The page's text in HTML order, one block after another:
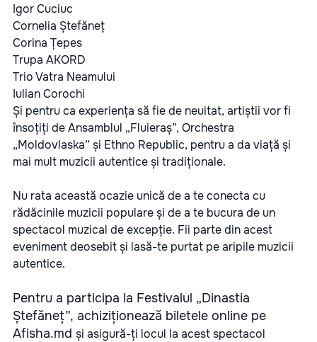
Igor Cuciuc
Cornelia Ștefăneț
Corina Țepes
Trupa AKORD
Trio Vatra Neamului
Iulian Corochi
Și pentru ca experiența să fie de neuitat, artiștii vor fi
însoțiți de Ansamblul „Fluieraș”, Orchestra
„Moldovlaska” și Ethno Republic, pentru a da viață și
mai mult muzicii autentice și tradiționale.
Nu rata această ocazie unică de a te conecta cu
rădăcinile muzicii populare și de a te bucura de un
spectacol muzical de excepție. Fii parte din acest
eveniment deosebit și lasă-te purtat pe aripile muzicii
autentice.
Pentru a participa la Festivalul „Dinastia
Ștefăneț”, achiziționează biletele online pe
Afisha.md și asigură-ți locul la acest spectacol